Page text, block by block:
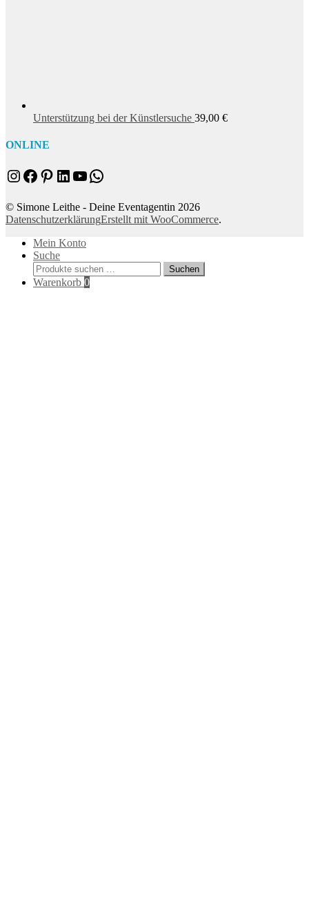
Unterstützung bei der Künstlersuche 39,00 €
ONLINE
Instagram
Facebook
Pinterest
LinkedIn
YouTube
WhatsApp
© Simone Leithe - Deine Eventagentin 2026
DatenschutzerklärungErstellt mit WooCommerce.
Mein Konto
Suche
Suchen
nach:
Suchen
Warenkorb 0